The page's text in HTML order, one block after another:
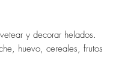
y decorar helados.
huevo, cereales, frutos